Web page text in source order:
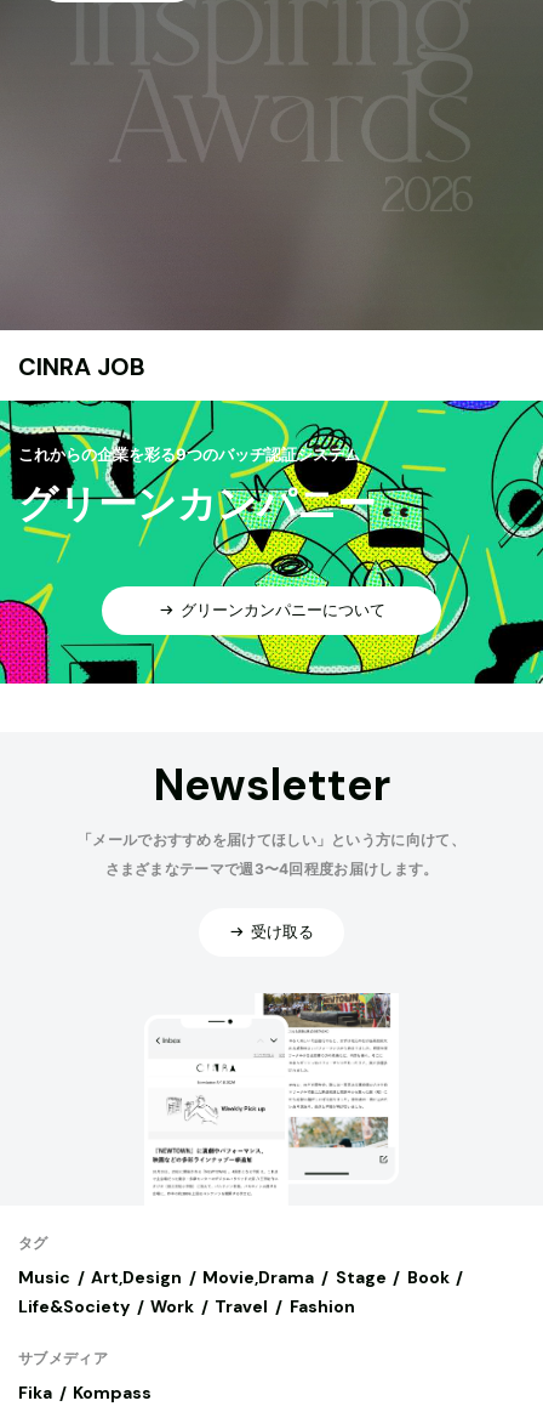
CINRA JOB
これからの企業を彩る9つのバッヂ認証システム
グリーンカンパニー
グリーンカンパニーについて
Newsletter
「メールでおすすめを届けてほしい」という方に向けて、
さまざまなテーマで週3〜4回程度お届けします。
受け取る
タグ
Music Art,Design Movie,Drama Stage
Book
Life&Society
Work Travel Fashion
サブメディア
Fika Kompass